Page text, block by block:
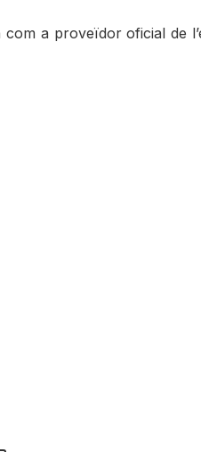
a proveïdor oficial de